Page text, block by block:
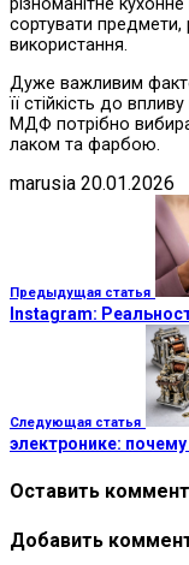
різноманітне
сортувати предмети,
використання.
Дуже важливим
її стійкість до
МДФ потрібно
лаком та фарбою.
marusia 20.01.2026
Предыдущая статья
Instagram:
Следующая статья
электронике:
Оставить
Добавить